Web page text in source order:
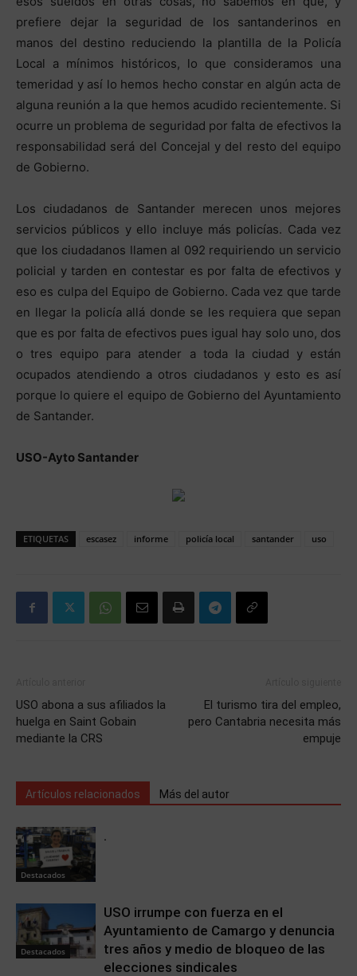
prefiere dejar la seguridad de los santanderinos en
manos del destino reduciendo la plantilla de la Policía
Local a mínimos históricos, lo que consideramos una
temeridad y así lo hemos hecho constar en algún acta de
alguna reunión a la que hemos acudido recientemente. Si
ocurre un problema de seguridad por falta de efectivos la
responsabilidad será del Concejal y del resto del equipo
de Gobierno.
Los ciudadanos de Santander merecen unos mejores
servicios públicos y ello incluye más policías. Cada vez
que los ciudadanos llamen al 092 requiriendo un servicio
policial y tarden en contestar es por falta de efectivos y
eso es culpa del Equipo de Gobierno. Cada vez que tarde
en llegar la policía allá donde se les requiera que sepan
que es por falta de efectivos pues igual hay solo uno, dos
o tres equipo para atender a toda la ciudad y están
ocupados atendiendo a otros ciudadanos y esto es así
porque lo quiere el equipo de Gobierno del Ayuntamiento
de Santander.
USO-Ayto Santander
ETIQUETAS escasez informe policía local santander uso
USO abona a sus afiliados la
huelga en Saint Gobain
mediante la CRS
El turismo tira del empleo,
pero Cantabria necesita más
empuje
Artículos relacionados Más del autor
Destacados
.
Destacados
USO irrumpe con fuerza en el
Ayuntamiento de Camargo y denuncia
tres años y medio de bloqueo de las
elecciones sindicales